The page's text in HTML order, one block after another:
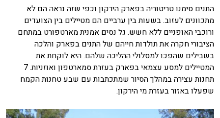
התנים סימנו טריטוריה בפארק הירקון וכפי שזה נראה הם לא
מתכוונים לעזוב. בשעות בין ערביים הם מטיילים בין הצועדים
ורוכבי האופניים ללא חשש. גל נסים אמנית מארטפורט במתחם
הציבורי חקרה את תולדות חייהם של התנים בפארק והלכה
בשבילים שהפכו למסלולי ההליכה שלהם. היא לוקחת את
המטיילים למסע עצמאי בפארק בעזרת סמארטפון ואוזניות. 7
תחנות עצירה במהלך הסיור שמתכתבות עם שבע טחנות הקמח
שפעלו באזור בעזרת מי הירקון.